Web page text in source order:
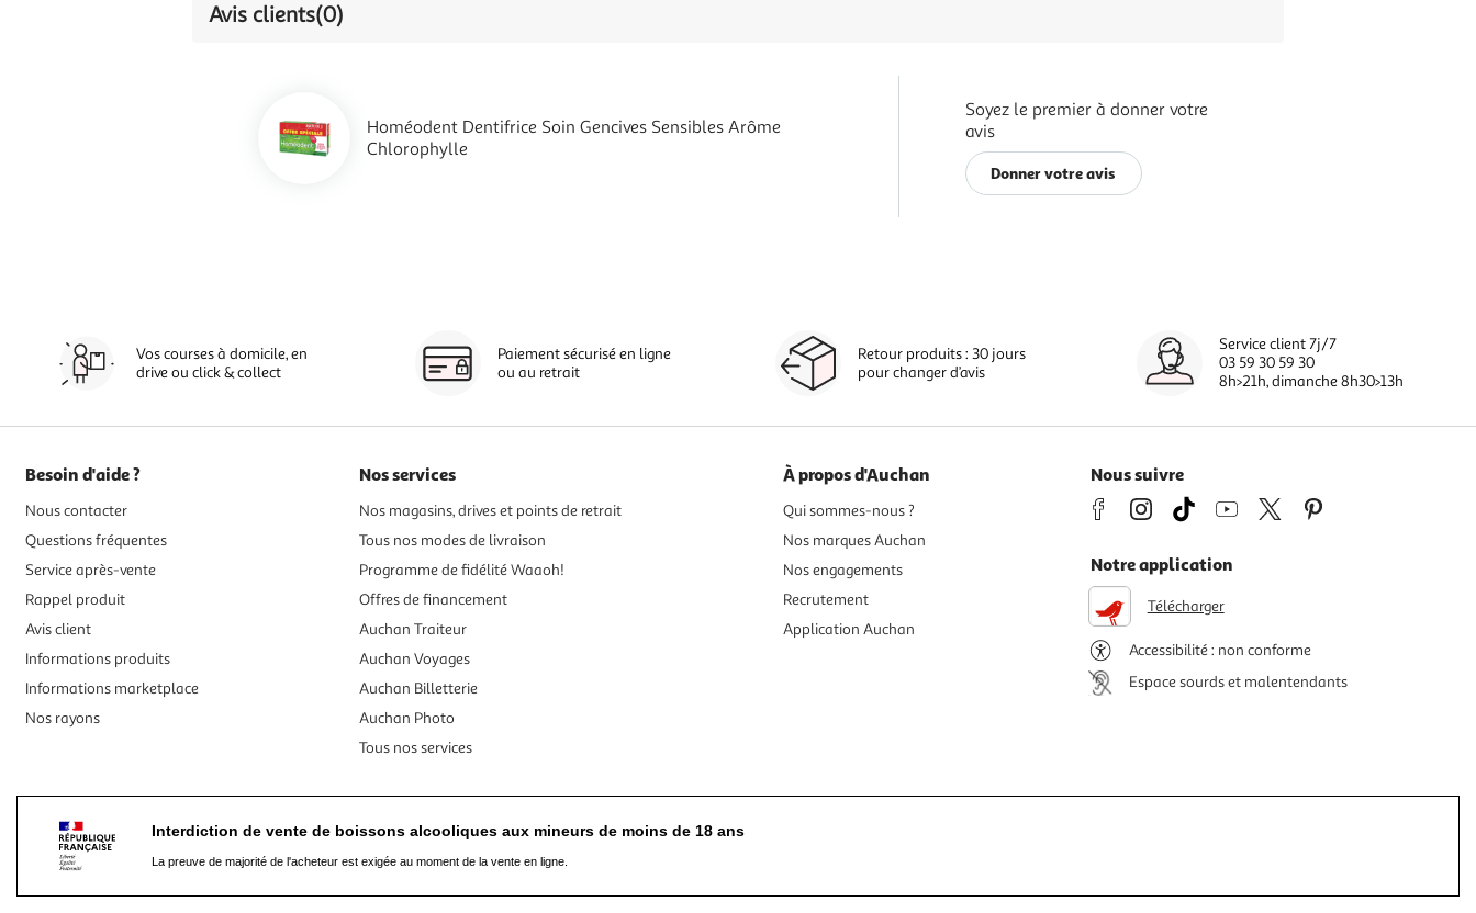
Avis clients(0)
Homéodent Dentifrice Soin Gencives Sensibles Arôme
Chlorophylle
Soyez le premier à donner votre
avis
Donner votre avis
Vos courses à domicile, en
drive ou click & collect
Paiement sécurisé en ligne
ou au retrait
Retour produits : 30 jours
pour changer d’avis
Service client 7j/7
03 59 30 59 30
8h>21h, dimanche 8h30>13h
Besoin d'aide ?
Nous contacter
Questions fréquentes
Service après-vente
Rappel produit
Avis client
Informations produits
Informations marketplace
Nos rayons
Nos services
Nos magasins, drives et points de retrait
Tous nos modes de livraison
Programme de fidélité Waaoh!
Offres de financement
Auchan Traiteur
Auchan Voyages
Auchan Billetterie
Auchan Photo
Tous nos services
À propos d'Auchan
Qui sommes-nous ?
Nos marques Auchan
Nos engagements
Recrutement
Application Auchan
Nous suivre
Notre application
Télécharger
Accessibilité : non conforme
Espace sourds et malentendants
Interdiction de vente de boissons alcooliques aux mineurs de moins de 18 ans
La preuve de majorité de l'acheteur est exigée au moment de la vente en ligne.